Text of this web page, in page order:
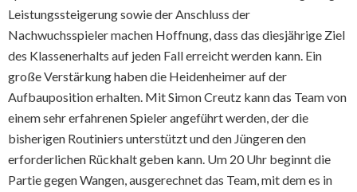
Leistungssteigerung sowie der Anschluss der
Nachwuchsspieler machen Hoffnung, dass das diesjährige Ziel
des Klassenerhalts auf jeden Fall erreicht werden kann. Ein
große Verstärkung haben die Heidenheimer auf der
Aufbauposition erhalten. Mit Simon Creutz kann das Team von
einem sehr erfahrenen Spieler angeführt werden, der die
bisherigen Routiniers unterstützt und den Jüngeren den
erforderlichen Rückhalt geben kann. Um 20 Uhr beginnt die
Partie gegen Wangen, ausgerechnet das Team, mit dem es in